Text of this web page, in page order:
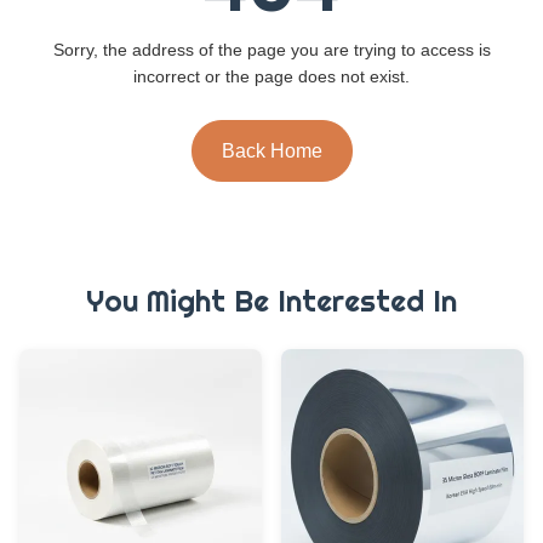
Sorry, the address of the page you are trying to access is
incorrect or the page does not exist.
Back Home
You Might Be Interested In